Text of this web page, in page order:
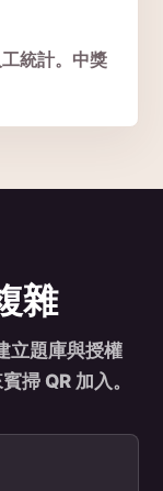
統計。中獎
雜
立題庫與授權
掃 QR 加入。